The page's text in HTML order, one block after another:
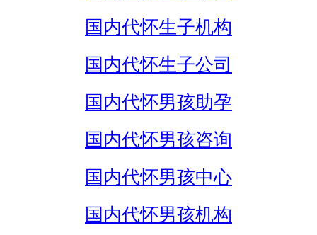
国内代怀生子机构
国内代怀生子公司
国内代怀男孩助孕
国内代怀男孩咨询
国内代怀男孩中心
国内代怀男孩机构